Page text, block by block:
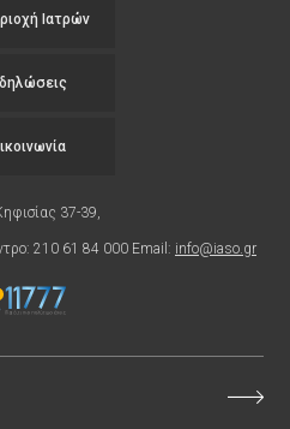
Ιατρών
37-39,
210 61 84 000 Email: info@iaso.gr